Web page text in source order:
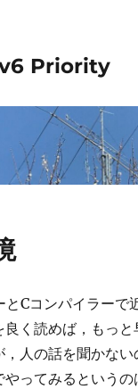
Priority
とCコンパイラー
良く読めば，もっ
，人の話を聞かな
やってみるというの